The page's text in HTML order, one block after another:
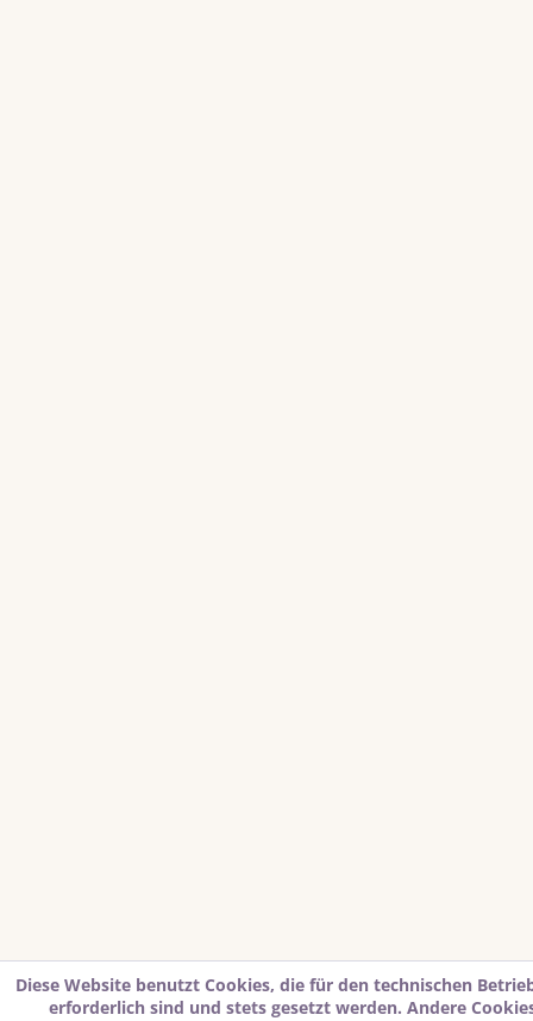
Diese Website benutzt Cookies, die für den technischen
erforderlich sind und stets gesetzt werden. Andere